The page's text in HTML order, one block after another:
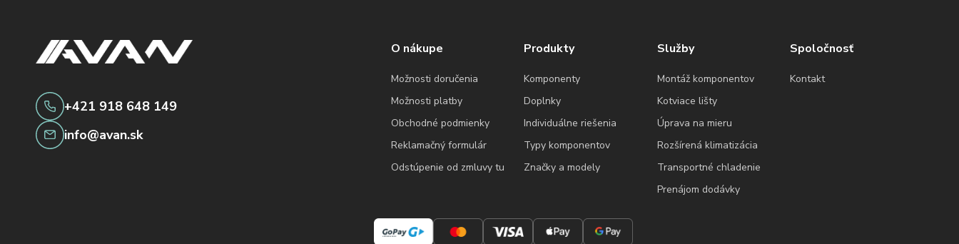
+421 918 648 149
info@avan.sk
O nákupe
Možnosti doručenia
Možnosti platby
Obchodné podmienky
Reklamačný formulár
Odstúpenie od zmluvy tu
Produkty
Komponenty
Doplnky
Individuálne riešenia
Typy komponentov
Značky a modely
Služby
Montáž komponentov
Kotviace lišty
Úprava na mieru
Rozšírená klimatizácia
Transportné chladenie
Prenájom dodávky
Spoločnosť
Kontakt